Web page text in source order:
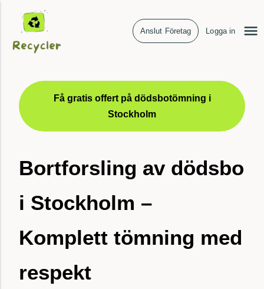
Anslut Företag Logga in
Få gratis offert på dödsbotömning i
Stockholm
Bortforsling av dödsbo
i Stockholm –
Komplett tömning med
respekt